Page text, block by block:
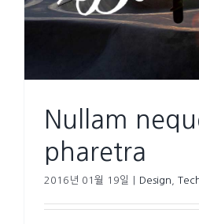
Nullam
pharetra
2016년 01월 19일 Design